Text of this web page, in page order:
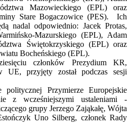
Mazowieckiego (EPL) oraz
Stare Bogaczowice (PES). Ich
nadal odpowiednio: Jacek Protas,
Mazurskiego (EPL), Adam
Świętokrzyskiego (EPL) oraz
Bocheńskiego (EPL).
członków Prezydium KR,
UE, przyjęty został podczas sesji
politycznej Przymierze Europejskie
wcześniejszymi ustaleniami -
grupy Jerzego Zająkałę, Wójta
Uno Silberg, członek Rady